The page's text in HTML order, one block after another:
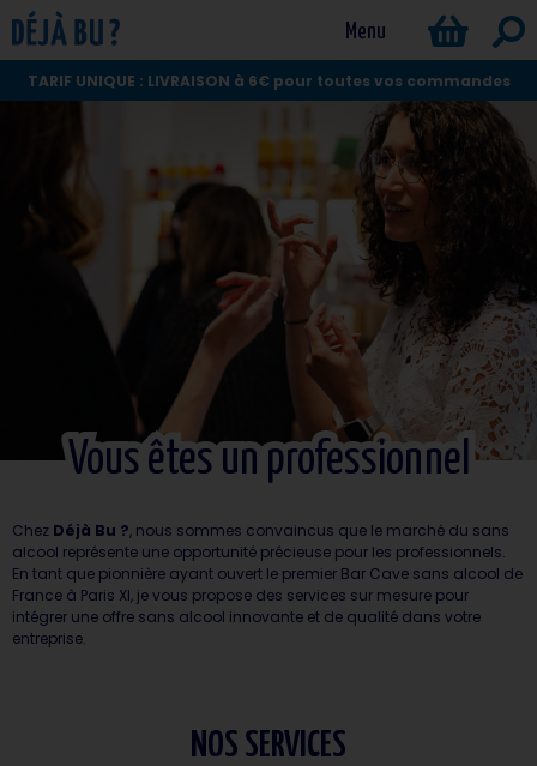
Menu
TARIF UNIQUE : LIVRAISON à 6€ pour toutes vos commandes
Vous êtes un professionnel
Vous êtes un professionnel
Chez Déjà Bu ?, nous sommes convaincus que le marché du sans
alcool représente une opportunité précieuse pour les professionnels.
En tant que pionnière ayant ouvert le premier Bar Cave sans alcool de
France à Paris XI, je vous propose des services sur mesure pour
intégrer une offre sans alcool innovante et de qualité dans votre
entreprise.
NOS SERVICES